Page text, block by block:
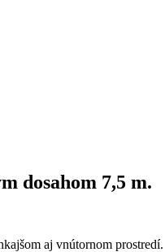
dosahom 7,5 m.
aj vnútornom prostredí.